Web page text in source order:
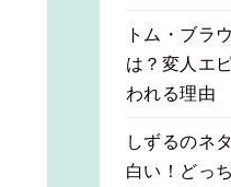
トム・ブラ
は？変人エ
われる理由
しずるのネ
白い！どっ